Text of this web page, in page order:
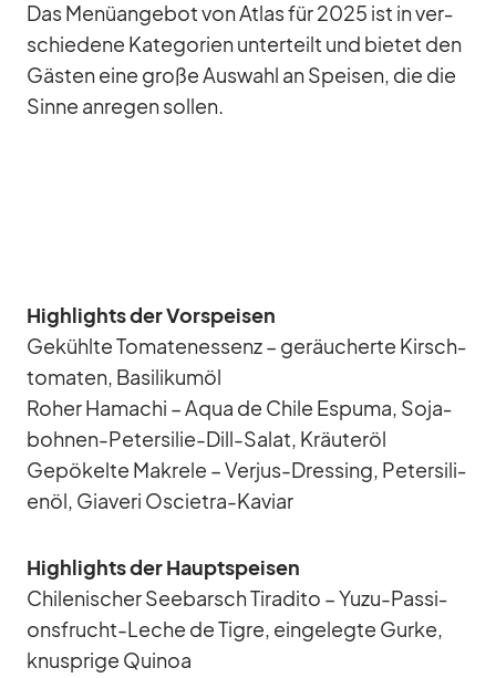
Das Me­nü­an­ge­bot von At­las für 2025 ist in ver­
schie­dene Ka­te­go­rien un­ter­teilt und bie­tet den
Gäs­ten eine große Aus­wahl an Spei­sen, die die
Sinne an­re­gen sol­len.
High­lights der Vor­spei­sen
Ge­kühlte To­ma­ten­es­senz – ge­räu­cherte Kirsch­
to­ma­ten, Ba­si­li­kumöl
Ro­her Ha­ma­chi – Aqua de Chile Es­puma, So­ja­
boh­nen-Pe­ter­si­lie-Dill-Sa­lat, Kräu­teröl
Ge­pö­kelte Ma­krele – Ver­jus-Dres­sing, Pe­ter­si­li­
enöl, Gi­a­veri Oscie­tra-Ka­viar
High­lights der Haupt­spei­sen
Chi­le­ni­scher See­barsch Ti­ra­dito – Yuzu-Pas­si­
ons­frucht-Le­che de Tigre, ein­ge­legte Gurke,
knusp­rige Qui­noa